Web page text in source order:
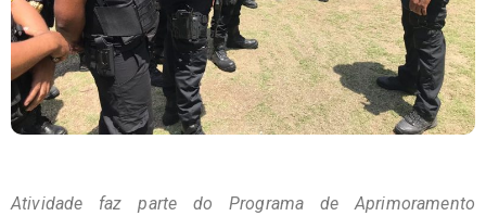
Atividade faz parte do Programa de Aprimoramento